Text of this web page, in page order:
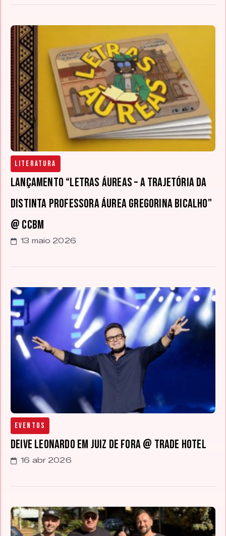
Literatura
Lançamento “Letras Áureas – A Trajetória da
Distinta Professora Áurea Gregorina Bicalho"
@ CCBM
13 maio 2026
Eventos
Deive Leonardo em Juiz de Fora @ Trade Hotel
16 abr 2026